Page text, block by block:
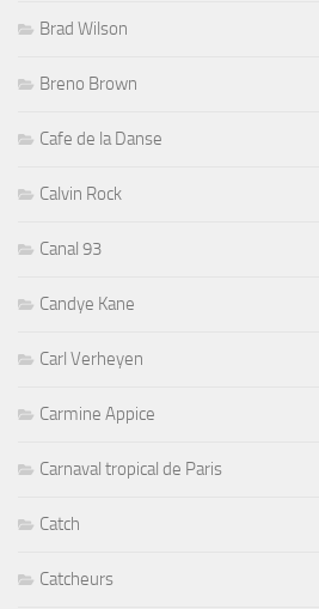
Brad Wilson
Breno Brown
Cafe de la Danse
Calvin Rock
Canal 93
Candye Kane
Carl Verheyen
Carmine Appice
Carnaval tropical de Paris
Catch
Catcheurs